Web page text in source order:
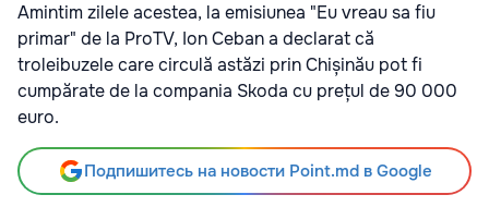
Amintim zilele acestea, la emisiunea "Eu vreau sa fiu
primar" de la ProTV, Ion Ceban a declarat că
troleibuzele care circulă astăzi prin Chișinău pot fi
cumpărate de la compania Skoda cu prețul de 90 000
euro.
Подпишитесь на новости Point.md в Google